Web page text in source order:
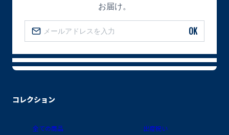
コレクション
全ての商品
出産祝い
お届け。
OK